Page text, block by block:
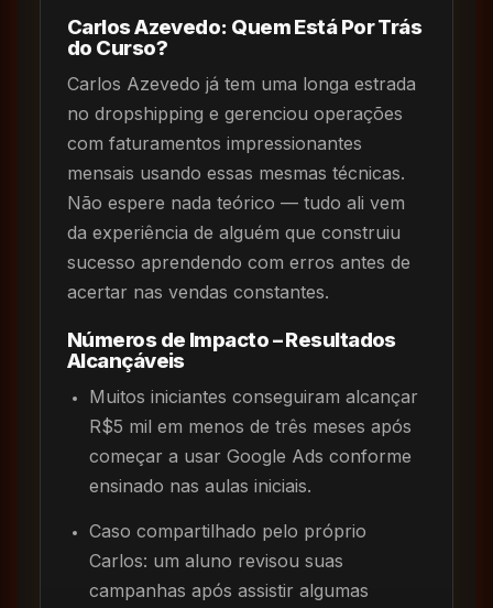
Carlos Azevedo: Quem Está Por Trás
do Curso?
Carlos Azevedo já tem uma longa estrada
no dropshipping e gerenciou operações
com faturamentos impressionantes
mensais usando essas mesmas técnicas.
Não espere nada teórico — tudo ali vem
da experiência de alguém que construiu
sucesso aprendendo com erros antes de
acertar nas vendas constantes.
Números de Impacto – Resultados
Alcançáveis
Muitos iniciantes conseguiram alcançar
R$5 mil em menos de três meses após
começar a usar Google Ads conforme
ensinado nas aulas iniciais.
Caso compartilhado pelo próprio
Carlos: um aluno revisou suas
campanhas após assistir algumas